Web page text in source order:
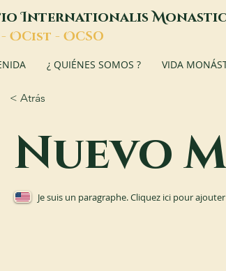
InternationalisM
OCist - OCSO
¿ QUIÉNES SOMOS ? VIDA
< Atrás
Nuevo
Je suis un paragraphe. Cliquez ici pour